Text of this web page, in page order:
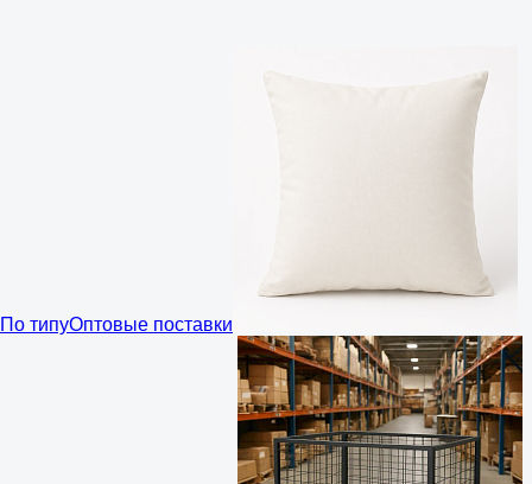
По типуОптовые поставки